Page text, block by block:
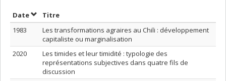
DateTrier par date en ordre décroissant
Titre
1983
Les transformations agraires au Chili : développement
capitaliste ou marginalisation
2020
Les timides et leur timidité : typologie des
représentations subjectives dans quatre fils de
discussion